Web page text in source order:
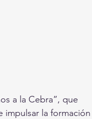
a la Cebra”, que
impulsar la formación